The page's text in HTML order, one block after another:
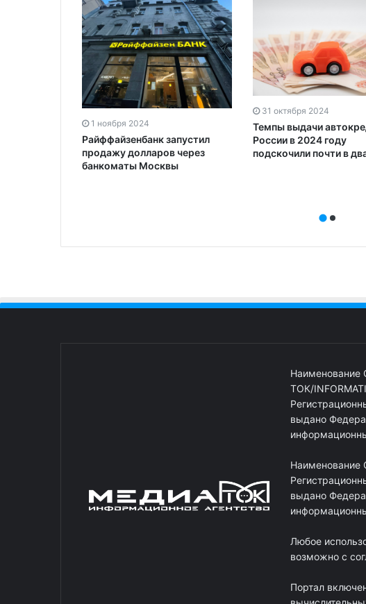
1 ноября 2024
Райффайзенбанк запустил
продажу долларов через
банкоматы Москвы
31 октября 2024
Темпы выдачи
России в 2024 году
подскочили почти в
ТОК/
выдано
Наименование
выдано
Любое
возможно с
Портал